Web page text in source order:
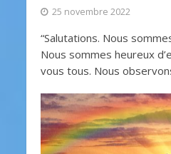
25 novembre 2022
“Salutations. Nous
Nous sommes heureux
vous tous. Nous